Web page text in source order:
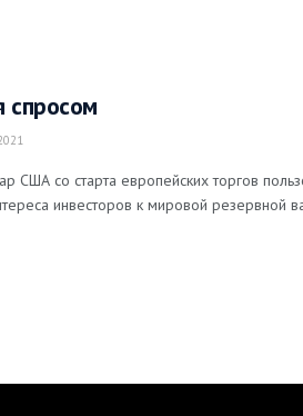
спросом
США со старта европейских торгов
инвесторов к мировой резервной